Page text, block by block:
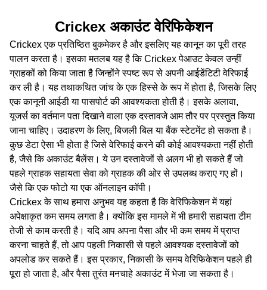
Crickex अकाउंट वेरिफिकेशन
Crickex एक प्रतिष्ठित बुकमेकर है और इसलिए यह कानून का पूरी तरह
पालन करता है। इसका मतलब यह है कि Crickex पेआउट केवल उन्हीं
ग्राहकों को किया जाता है जिन्होंने स्पष्ट रूप से अपनी आईडेंटिटी वेरिफाई
कर ली है। यह तथाकथित जांच के एक हिस्से के रूप में होता है, जिसके लिए
एक कानूनी आईडी या पासपोर्ट की आवश्यकता होती है। इसके अलावा,
यूजर्स का वर्तमान पता दिखाने वाला एक दस्‍तावजे आम तौर पर प्रस्तुत किया
जाना चाहिए। उदाहरण के लिए, बिजली बिल या बैंक स्टेटमेंट हो सकता है।
कुछ डेटा ऐसा भी होता है जिसे वेरिफाई करने की कोई आवश्‍यकता नहीं होती
है, जैसे कि अकाउंट बैलेंस। ये उन दस्‍तावेजों से अलग भी हो सकते हैं जो
पहले ग्राहक सहायता सेवा को ग्राहक की ओर से उपलब्‍ध कराए गए हों।
जैसे कि एक फोटो या एक ऑनलाइन कॉपी।
Crickex के साथ हमारा अनुभव यह कहता है कि वेरिफिकेशन में यहां
अपेक्षाकृत कम समय लगता है। क्योंकि इस मामले में भी हमारी सहायता टीम
तेजी से काम करती है। यदि आप अपना पैसा और भी कम समय में प्राप्त
करना चाहते हैं, तो आप पहली निकासी से पहले आवश्‍यक दस्‍तावेजों को
अपलोड कर सकते हैं। इस प्रकार, निकासी के समय वेरिफिकेशन पहले ही
पूरा हो जाता है, और पैसा तुरंत मनचाहे अकाउंट में भेजा जा सकता है।